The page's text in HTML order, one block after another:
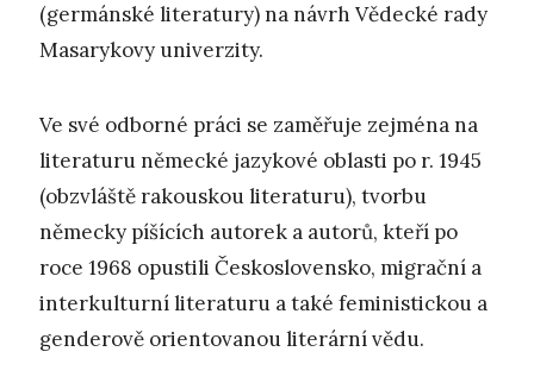
(germánské literatury) na návrh Vědecké rady
Masarykovy univerzity.
Ve své odborné práci se zaměřuje zejména na
literaturu německé jazykové oblasti po r. 1945
(obzvláště rakouskou literaturu), tvorbu
německy píšících autorek a autorů, kteří po
roce 1968 opustili Československo, migrační a
interkulturní literaturu a také feministickou a
genderově orientovanou literární vědu.